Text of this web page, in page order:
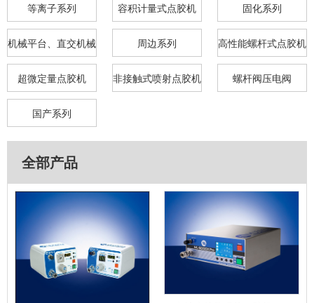
等离子系列 容积计量式点胶机 固化系列
机械平台、直交机械 周边系列 高性能螺杆式点胶机
超微定量点胶机 非接触式喷射点胶机 螺杆阀压电阀
国产系列
全部产品